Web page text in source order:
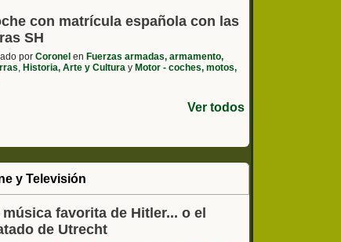
con matrícula española con las
SH
porCoronel en Fuerzas armadas, armamento,
, Historia, Arte y Cultura y Motor - coches, motos,
Ver todos
y Televisión
música favorita de Hitler... o el
de Utrecht